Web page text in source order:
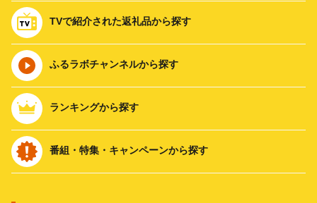
TVで紹介された返礼品から探す
ふるラボチャンネルから探す
ランキングから探す
番組・特集・キャンペーンから探す